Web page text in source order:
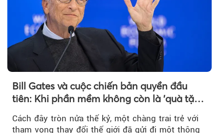
Bill Gates và cuộc chiến bản quyền đầu
tiên: Khi phần mềm không còn là 'quà tặng
Cách đây tròn nửa thế kỷ, một chàng trai trẻ với
tham vọng thay đổi thế giới đã gửi đi một thông